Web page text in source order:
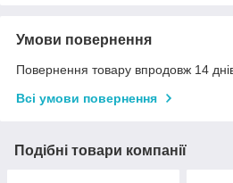
Умови повернення
Повернення товару впродовж 14
Всі умови повернення
Подібні товари компанії